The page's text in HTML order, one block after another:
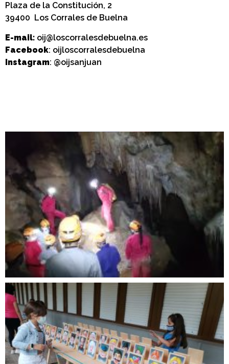
Plaza de la Constitución, 2
39400 Los Corrales de Buelna
E-mail: oij@loscorralesdebuelna.es
Facebook: oijloscorralesdebuelna
Instagram: @oijsanjuan